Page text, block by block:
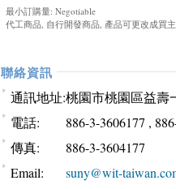
最小訂購量: Negotiable
代工商品, 自行開發商品, 產品可更改成買
聯絡資訊
通訊地址:桃園市桃園區益壽
電話:
886-3-3606177 ,
傳真:
886-3-3604177
Email:
suny@wit-